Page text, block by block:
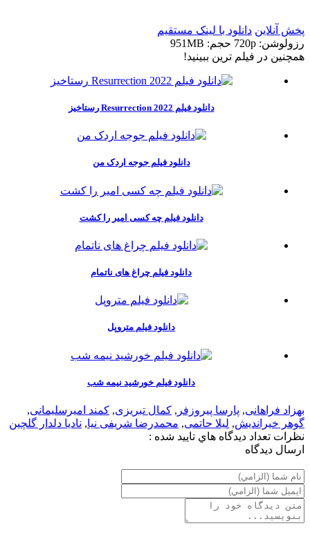
پخش آنلاین دانلود با لينک مستقيم
رزولوشن: 720p
حجم: 951MB
همچنين در فيلم ترين ببينيد!
دانلود فیلم Resurrection 2022 رستاخیز
دانلود فیلم جوجه اردک من
دانلود فیلم چه کسی امیر را کشت
دانلود فیلم چراغ های ناتمام
دانلود فیلم متروپل
دانلود فیلم خورشید نیمه شب
بهزاد فراهانی, پارسا پیروزفر , کمال تبریزی, کمند امیرسلیمانی,
گوهر خیراندیش, لیلا حاتمی, محمدرضا شریفی نیا, نادیا دلدار گلچین
نظرات تعداد ديدگاه هاي تاييد شده :
ارسال ديدگاه